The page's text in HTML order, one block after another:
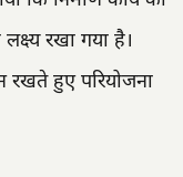
रखा गया है।
रखते हुए परियोजना